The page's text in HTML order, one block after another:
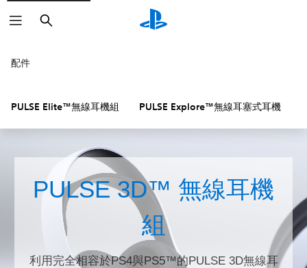
搜
尋
配件
PULSE Elite™無線耳機組 PULSE Explore™無線耳塞式耳機
PULSE 3D™ 無線耳機
組
利用完全相容於PS4與PS5™的PULSE 3D無線耳